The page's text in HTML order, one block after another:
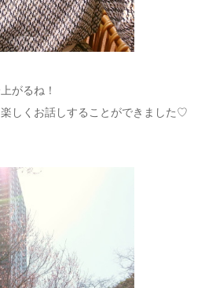
がるね！
しくお話しすることができました♡